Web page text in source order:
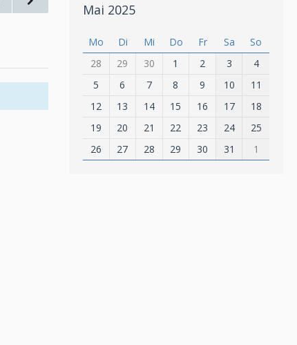
Mai 2025
Mo Di Mi Do Fr Sa
So
28
29 30 1 2 3
4
5
6 7 8 9 10
11
12
13 14 15 16 17
18
19
20 21 22 23 24
25
26
27 28 29 30 31 1